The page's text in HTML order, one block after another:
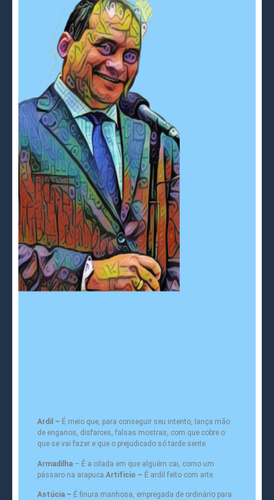
Ardil – É meio que, para conseguir seu intento, lança mão
de enganos, disfarces, falsas mostras, com que cobre o
que se vai fazer e que o prejudicado só tarde sente.
Armadilha – É a cilada em que alguém cai, como um
pássaro na arapuca.Artifício – É ardil feito com arte.
Astúcia – É finura manhosa, empregada de ordinário para